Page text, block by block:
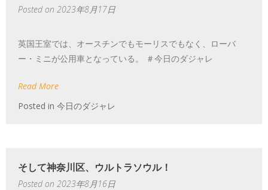
Posted on 2023年8月17日
英国王室では、オースチンでもモーリスでもなく、ローバ
ー・ミニが公用車となっている。 ＃今日のダジャレ
Read More
Posted in 今日のダジャレ
そして神奈川区、ウルトラソウル！
Posted on 2023年8月16日